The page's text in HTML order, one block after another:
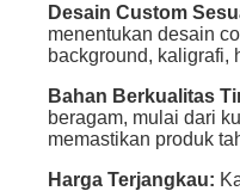
Desain Custom
menentukan desain
background, kaligrafi,
Bahan Berkualitas
beragam, mulai dari
memastikan produk
Harga Terjangkau: